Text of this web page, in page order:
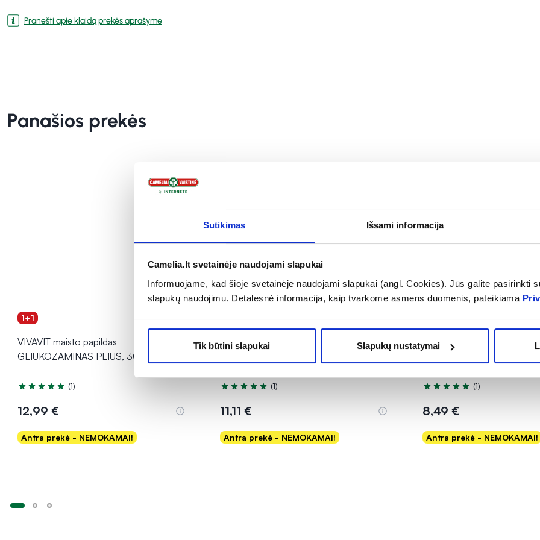
Sutikimas Išsami informacija
Camelia.lt svetainėje naudojami slapukai
Informuojame, kad šioje svetainėje naudojami slapukai (angl. Cookies). Jūs galite pasirinkti
slapukų naudojimu. Detalesnė informacija, kaip tvarkome asmens duomenis, pateikiama
Tik būtini slapukai Slapukų nustatymai
Pranešti apie klaidą prekės aprašyme
Panašios prekės
1+1
VIVAVIT maisto papildas
GLIUKOZAMINAS PLIUS, 30 tab.
Įvertinimas 5.0 iš 5
(1)
12,99 €
Antra prekė - NEMOKAMAI!
Į krepšelį
1+1
VIVAVIT maisto papildas milteliais
Įvertinimas 5.0 iš 5
(1)
11,11 €
Antra prekė - NEMOKAMAI!
Į krepšelį
1+1
VIVAVIT maisto papildas
Įvertinimas 5.0 iš 5
(1)
8,49 €
Antra prekė - NEMOKAMAI!
Į krepšelį